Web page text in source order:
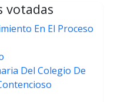
votadas
En El Proceso
Del Colegio De